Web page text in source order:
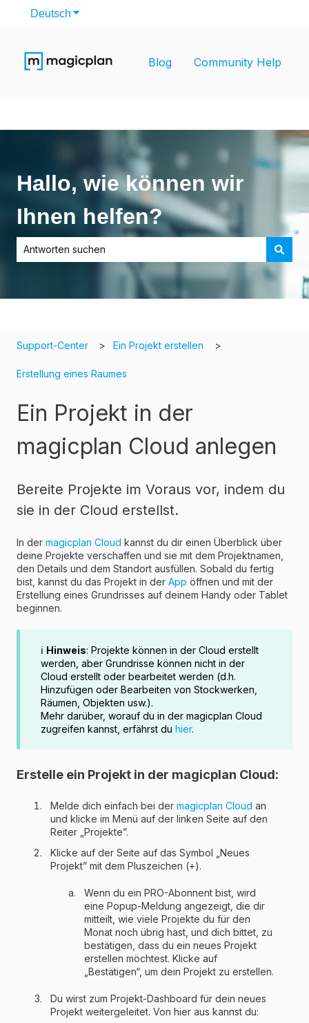
Deutsch Untermenü für Übersetzungen anzeigen
Blog Community Help
Hallo, wie können wir
Ihnen helfen?
Es gibt keine Vorschläge, da das Suchfeld leer ist.
Support-Center Ein Projekt erstellen
Erstellung eines Raumes
Ein Projekt in der
magicplan Cloud anlegen
Bereite Projekte im Voraus vor, indem du
sie in der Cloud erstellst.
In der magicplan Cloud kannst du dir einen Überblick über
deine Projekte verschaffen und sie mit dem Projektnamen,
den Details und dem Standort ausfüllen. Sobald du fertig
bist, kannst du das Projekt in der App öffnen und mit der
Erstellung eines Grundrisses auf deinem Handy oder Tablet
beginnen.
ℹ️ Hinweis: Projekte können in der Cloud erstellt
werden, aber Grundrisse können nicht in der
Cloud erstellt oder bearbeitet werden (d.h.
Hinzufügen oder Bearbeiten von Stockwerken,
Räumen, Objekten usw.).
Mehr darüber, worauf du in der magicplan Cloud
zugreifen kannst, erfährst du hier.
Erstelle ein Projekt in der magicplan Cloud:
Melde dich einfach bei der magicplan Cloud an
und klicke im Menü auf der linken Seite auf den
Reiter „Projekte”.
Klicke auf der Seite auf das Symbol „Neues
Projekt” mit dem Pluszeichen (+).
Wenn du ein PRO-Abonnent bist, wird
eine Popup-Meldung angezeigt, die dir
mitteilt, wie viele Projekte du für den
Monat noch übrig hast, und dich bittet, zu
bestätigen, dass du ein neues Projekt
erstellen möchtest. Klicke auf
„Bestätigen“, um dein Projekt zu erstellen.
Du wirst zum Projekt-Dashboard für dein neues
Projekt weitergeleitet. Von hier aus kannst du: